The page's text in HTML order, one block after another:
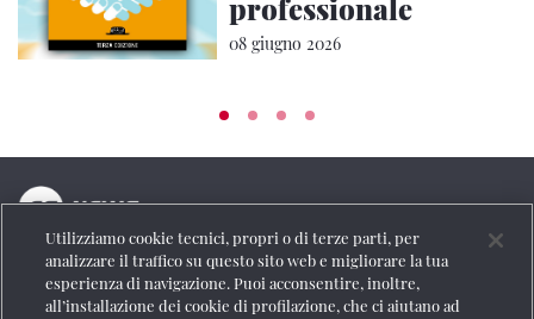
professionale
08 giugno 2026
La testata online del Gruppo FS Italiane
Social
Utilizziamo cookie tecnici, propri o di terze parti, per
analizzare il traffico su questo sito web e migliorare la tua
esperienza di navigazione. Puoi acconsentire, inoltre,
all’installazione dei cookie di profilazione, che ci aiutano ad